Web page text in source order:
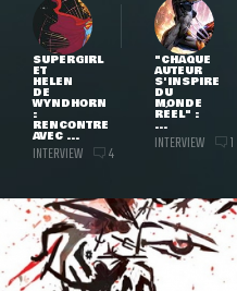
SUPERGIRL
ET
HELEN
DE
WYNDHORN
:
RENCONTRE
AVEC ...
INTERVIEW 4
"CHAQUE
AUTEUR
S'INSPIRE
DU
MONDE
RÉEL" :
...
INTERVIEW 1